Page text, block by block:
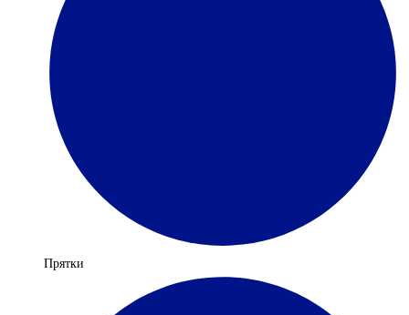
Прятки